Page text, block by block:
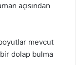
açısından
mevcut
dolap bulma